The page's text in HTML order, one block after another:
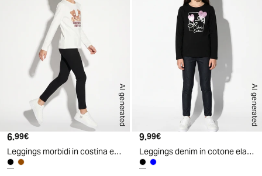
AI generated
Prezzo attuale
6.99€
Leggings morbidi in costina elastica - Nero
AI generated
Prezzo attuale
9.99€
Leggings denim in cotone elasticizzato - Nero